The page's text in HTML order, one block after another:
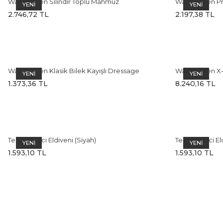
YENİ
2.746,72 TL
YENİ
(Black/Rose
2.197,38 TL
YENİ
Waldhausen Klasik Bilek Kayışlı Dressage
Kamçısı
1.373,36 TL
YENİ
Waldhausen
8.240,16 TL
YENİ
Temel Binici Eldiveni (Siyah)
1.593,10 TL
YENİ
Temel Binici
1.593,10 TL